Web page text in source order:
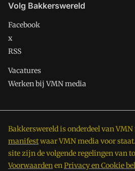
Volg Bakkerswereld
Facebook
x
RSS
Vacatures
Werken bij VMN media
Bakkerswereld is onderdeel van
manifestwaar VMN media voor
site zijn de volgende regelingen van
VoorwaardenenPrivacy en Cookie